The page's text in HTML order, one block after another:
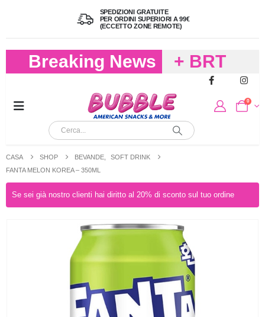
SPEDIZIONI GRATUITE
PER ORDINI SUPERIORI A 99€
(ECCETTO ZONE REMOTE)
Breaking News
+ BRT
FREDDO
PER
A 19,90
(FINO A 4,9
KG) –
CONSEGNA
0
CASA SHOP BEVANDE
SOFT DRINK
FANTA MELON KOREA – 350ML
Se sei già nostro clienti hai diritto al 20% di sconto sul tuo ordine